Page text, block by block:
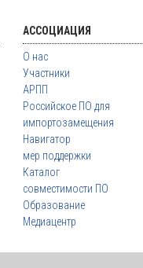
АССОЦИАЦИЯ
О нас
Участники
АРПП
Российское ПО для
импортозамещения
Навигатор
мер поддержки
Каталог
совместимости ПО
Образование
Медиацентр